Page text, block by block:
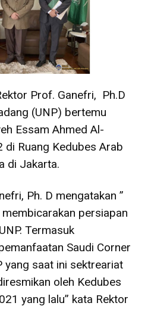
Prof. Ganefri, Ph.D
(UNP) bertemu
Essam Ahmed Al-
Ruang Kedubes Arab
di Jakarta.
Ph. D mengatakan ”
persiapan
Termasuk
Saudi Corner
yang saat ini sektreariat
oleh Kedubes
yang lalu” kata Rektor